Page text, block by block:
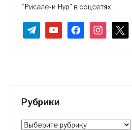
"Рисале-и Нур" в соцсетях
telegramyoutubefacebookinstagram
Рубрики
Рубрики